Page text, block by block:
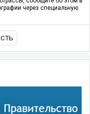
через специальную